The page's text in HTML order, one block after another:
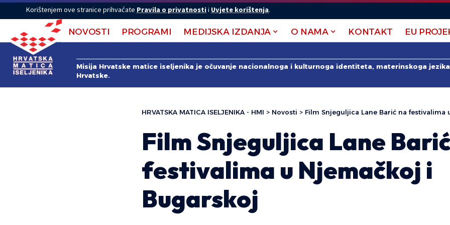
Korištenjem ove stranice prihvaćate Pravila o privatnostii Uvjete korištenja.
NOVOSTI PROGRAMI MEDIJSKA IZDANJA O NAMA KONTAKT EU
Misija Hrvatske matice iseljenika je očuvanje nacionalnoga i kulturnoga identiteta, materinskoga
Hrvatske.
HRVATSKA MATICA ISELJENIKA - HMI > Novosti > Film Snjeguljica Lane Barić na festivalima
Film Snjeguljica Lane
festivalima u Njemačkoj i
Bugarskoj